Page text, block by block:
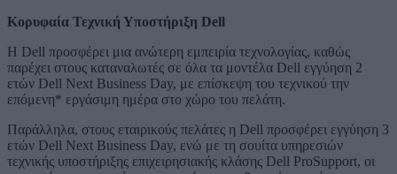
Κορυφαία Τεχνική Υποστήριξη Dell
Η Dell προσφέρει μια ανώτερη εμπειρία τεχνολογίας, καθώς
παρέχει στους καταναλωτές σε όλα τα μοντέλα Dell εγγύηση 2
ετών Dell Next Business Day, με επίσκεψη του τεχνικού την
επόμενη* εργάσιμη ημέρα στο χώρο του πελάτη.
Παράλληλα, στους εταιρικούς πελάτες η Dell προσφέρει εγγύηση 3
ετών Dell Next Business Day, ενώ με τη σουίτα υπηρεσιών
τεχνικής υποστήριξης επιχειρησιακής κλάσης Dell ProSupport, οι